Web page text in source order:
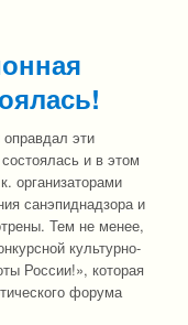
эти
и в этом
организаторами
санэпиднадзора и
Тем не менее,
культурно-
России!», которая
форума